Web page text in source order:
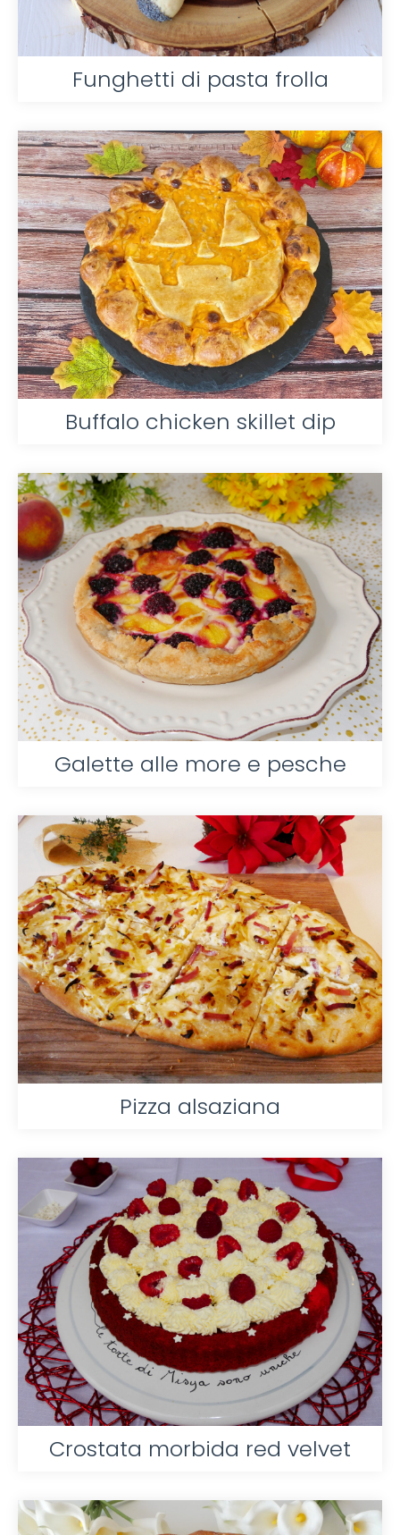
Funghetti di pasta frolla
Buffalo chicken skillet dip
Galette alle more e pesche
Pizza alsaziana
Crostata morbida red velvet